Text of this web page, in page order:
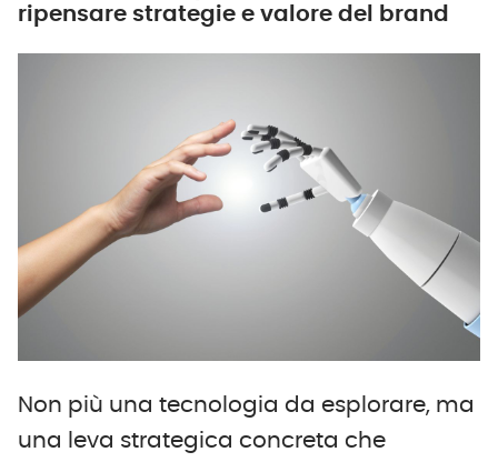
ripensare strategie e valore del brand
Non più una tecnologia da esplorare, ma
una leva strategica concreta che